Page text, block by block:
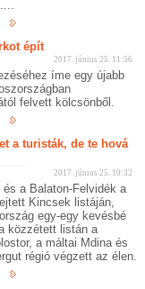
épít
2017. június 25. 11:56
íme egy újabb
felvett kölcsönből.
a turisták, de te hová
2017. június 25. 10:32
a Balaton-Felvidék a
Kincsek listáján,
egy-egy kevésbé
közzétett listán a
a máltai Mdina és
régió végzett az élen.